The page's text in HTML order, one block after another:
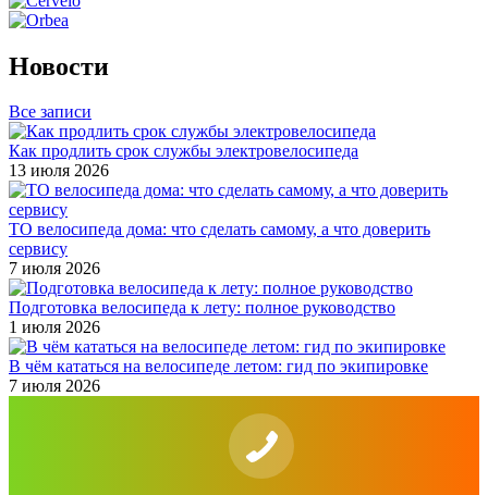
Новости
Все записи
Как продлить срок службы электровелосипеда
13 июля 2026
ТО велосипеда дома: что сделать самому, а что доверить
сервису
7 июля 2026
Подготовка велосипеда к лету: полное руководство
1 июля 2026
В чём кататься на велосипеде летом: гид по экипировке
7 июля 2026